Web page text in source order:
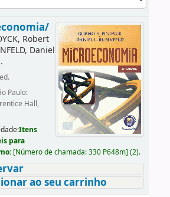
Robert
Daniel
.
Paulo:
Hall,
Itens
para
[Número de chamada:330 P648m] (2).
ao seu carrinho